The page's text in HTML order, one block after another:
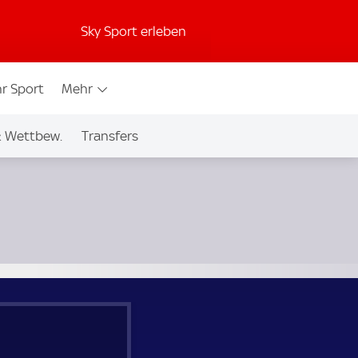
Sky Sport erleben
Sport Mehr
Wettbew. Transfers